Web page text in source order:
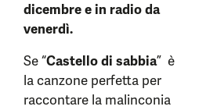
dicembre e in radio da
venerdì.
Se “Castello di sabbia” è
la canzone perfetta per
raccontare la malinconia